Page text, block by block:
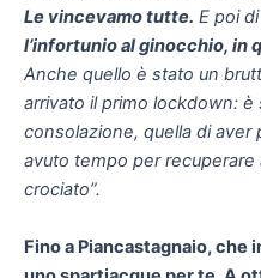
Le vincevamo tutte. E poi
l’infortunio al ginocchio, in
Anche quello è stato un
arrivato il primo lockdown: è
consolazione, quella di
avuto tempo per recuperare
crociato”.
Fino a Piancastagnaio, che